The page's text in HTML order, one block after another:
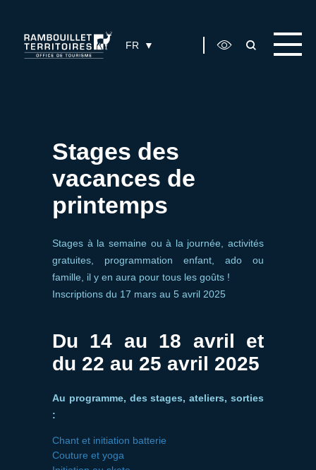
FR
Stages des
vacances de
printemps
Stages à la semaine ou à la journée, activités
gratuites, programmation enfant, ado ou
famille, il y en aura pour tous les goûts !
Inscriptions du 17 mars au 5 avril 2025
Du 14 au 18 avril et
du 22 au 25 avril 2025
Au programme, des stages, ateliers, sorties
:
Chant et initiation batterie
Couture et yoga